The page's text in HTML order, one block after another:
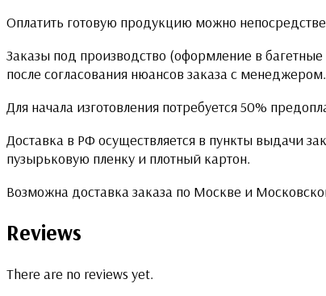
Оплатить готовую продукцию можно
Заказы под производство (оформление в
после согласования нюансов заказа с менеджером.
Для начала изготовления потребуется 50%
Доставка в РФ осуществляется в пункты выдачи
пузырьковую пленку и плотный картон.
Возможна доставка заказа по Москве и
Reviews
There are no reviews yet.